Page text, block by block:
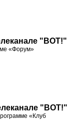
"ВОТ!"
«Форум»
"ВОТ!"
«Клуб